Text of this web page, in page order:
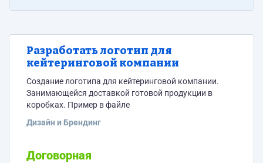
Разработать логотип для
кейтеринговой компании
Создание логотипа для кейтеринговой компании.
Занимающейся доставкой готовой продукции в
коробках. Пример в файле
Дизайн и Брендинг
Договорная